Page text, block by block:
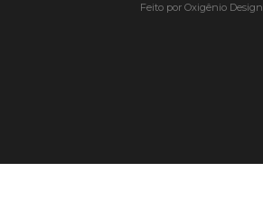
Feito por Oxigênio Design